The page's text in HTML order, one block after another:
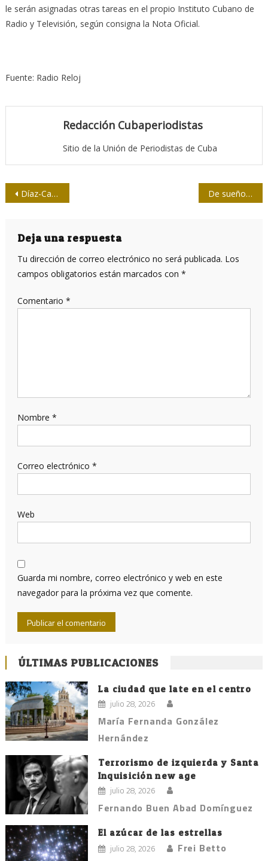
le serán asignadas otras tareas en el propio Instituto Cubano de
Radio y Televisión, según consigna la Nota Oficial.
Fuente: Radio Reloj
Redacción Cubaperiodistas
Sitio de la Unión de Periodistas de Cuba
Navegación
entradas
Díaz-Canel en Matanzas: “Gestionar los medios de una manera diferente” De sueños y pasiones: el peso de las palabras en JR
Deja una respuesta
Tu dirección de correo electrónico no será publicada. Los
campos obligatorios están marcados con *
Comentario *
Nombre *
Correo electrónico *
Web
Guarda mi nombre, correo electrónico y web en este
navegador para la próxima vez que comente.
ÚLTIMAS PUBLICACIONES
La ciudad que late en el centro
julio 28, 2026
María Fernanda González
Hernández
Terrorismo de izquierda y Santa
Inquisición new age
julio 28, 2026
Fernando Buen Abad Domínguez
El azúcar de las estrellas
julio 28, 2026 Frei Betto